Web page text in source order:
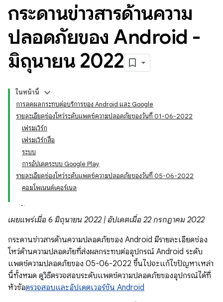
กระดานข่าวสารด้านความ
ปลอดภัยของ Android -
มิถุนายน 2022
ในหน้านี้
การลดผลกระทบต่อบริการของ Android และ Google
รายละเอียดช่องโหว่ระดับแพตช์ความปลอดภัยของวันที่ 01-06-2022
เฟรมเวิร์ก
เฟรมเวิร์กสื่อ
ระบบ
การอัปเดตระบบ Google Play
รายละเอียดช่องโหว่ระดับแพตช์ความปลอดภัยของวันที่ 05-06-2022
คอมโพเนนต์เคอร์เนล
เผยแพร่เมื่อ 6 มิถุนายน 2022 | อัปเดตเมื่อ 22 กรกฎาคม 2022
กระดานข่าวสารด้านความปลอดภัยของ Android มีรายละเอียดช่อง
โหว่ด้านความปลอดภัยที่ส่งผลกระทบต่ออุปกรณ์ Android ระดับ
แพตช์ความปลอดภัยของ 05-06-2022 ขึ้นไปจะแก้ไขปัญหาเหล่า
นี้ทั้งหมด ดูวิธีตรวจสอบระดับแพตช์ความปลอดภัยของอุปกรณ์ได้ที่
หัวข้อตรวจสอบและอัปเดตเวอร์ชัน Android